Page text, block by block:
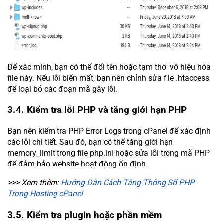
Để xác minh, bạn có thể đổi tên hoặc tạm thời vô hiệu hóa
file này. Nếu lỗi biến mất, bạn nên chỉnh sửa file .htaccess
để loại bỏ các đoạn mã gây lỗi.
3.4. Kiểm tra lỗi PHP và tăng giới hạn PHP
Bạn nên kiểm tra PHP Error Logs trong cPanel để xác định
các lỗi chi tiết. Sau đó, bạn có thể tăng giới hạn
memory_limit trong file php.ini hoặc sửa lỗi trong mã PHP
để đảm bảo website hoạt động ổn định.
>>> Xem thêm: Hướng Dẫn Cách Tăng Thông Số PHP
Trong Hosting cPanel
3.5. Kiểm tra plugin hoặc phần mềm